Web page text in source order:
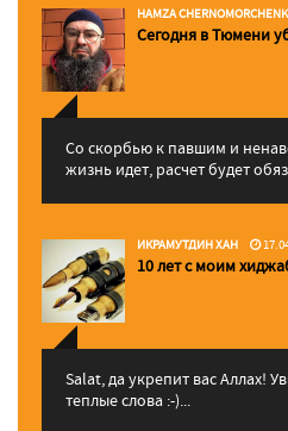
HAMZA
Сегодня в Тюмени
Со скорбью к павшим и
жизнь идет, расчет будет
ИКРАМУТДИН ХАН
10 лет с моим
Salat, да укрепит вас Аллаx!
теплые слова :-)...